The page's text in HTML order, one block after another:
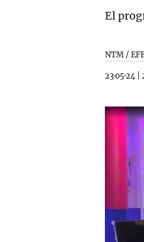
El
NTM /
23·05·24